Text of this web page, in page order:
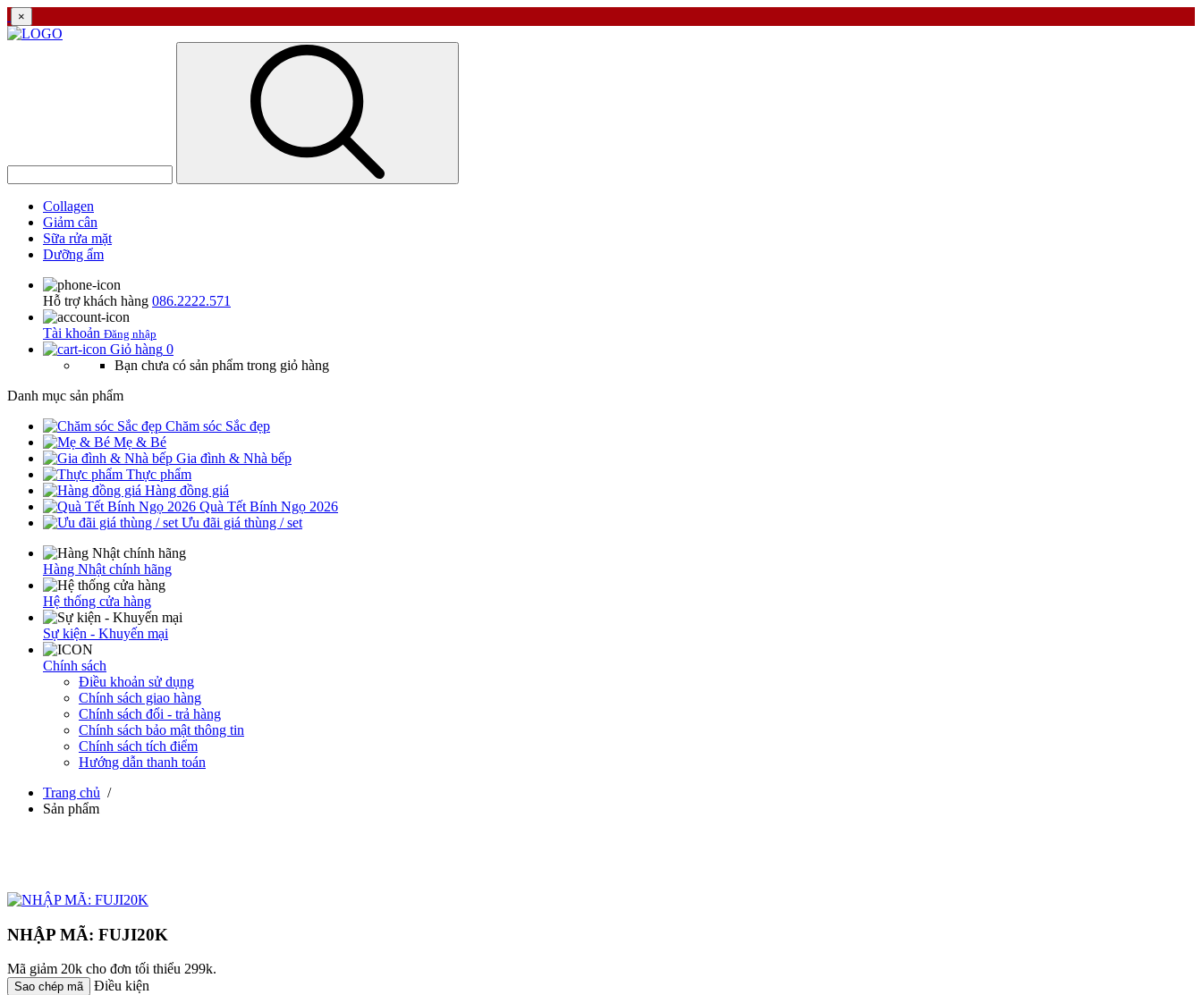
×
Collagen
Giảm cân
Sữa rửa mặt
Dưỡng ẩm
Hỗ trợ khách hàng 086.2222.571
Tài khoản Đăng nhập
Giỏ hàng 0
Bạn chưa có sản phẩm trong giỏ hàng
Danh mục sản phẩm
Chăm sóc Sắc đẹp
Mẹ & Bé
Gia đình & Nhà bếp
Thực phẩm
Hàng đồng giá
Quà Tết Bính Ngọ 2026
Ưu đãi giá thùng / set
Hàng Nhật chính hãng
Hệ thống cửa hàng
Sự kiện - Khuyến mại
Chính sách
Điều khoản sử dụng
Chính sách giao hàng
Chính sách đổi - trả hàng
Chính sách bảo mật thông tin
Chính sách tích điểm
Hướng dẫn thanh toán
Trang chủ /
Sản phẩm
NHẬP MÃ: FUJI20K
Mã giảm 20k cho đơn tối thiểu 299k.
Sao chép mã Điều kiện